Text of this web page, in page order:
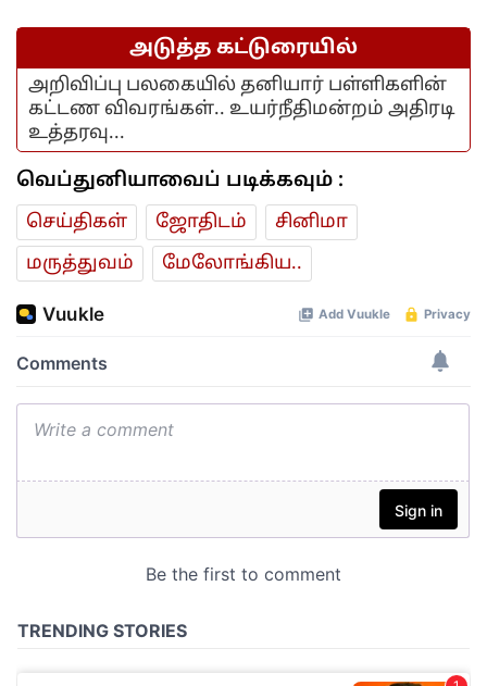
அடுத்த கட்டுரையில்
அறிவிப்பு பலகையில் தனியார் பள்ளிகளின்
கட்டண விவரங்கள்.. உயர்நீதிமன்றம் அதிரடி
உத்தரவு...
வெப்துனியாவைப் படிக்கவும் :
செய்திகள் ஜோ‌திட‌ம்
சினிமா
மரு‌த்துவ‌ம்
மேலோங்கிய..